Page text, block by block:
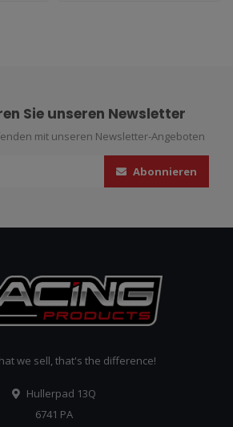
Sie unseren Newsletter
mit unseren Newsletter-Angeboten
Abonnieren
we sell, that's the difference!
Hullerpad 13Q
6741 PA